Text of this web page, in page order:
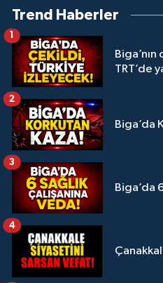
Trend Haberler
TRT’de
1
Biga’da
2
Biga’da
3
4